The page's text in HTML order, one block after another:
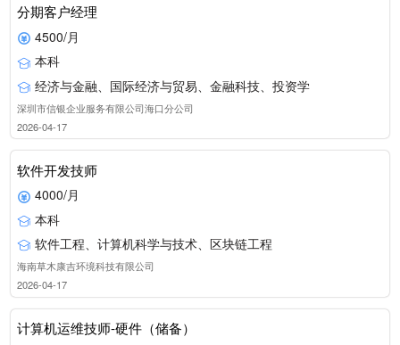
分期客户经理
4500/月
本科
经济与金融、国际经济与贸易、金融科技、投资学
深圳市信银企业服务有限公司海口分公司
2026-04-17
软件开发技师
4000/月
本科
软件工程、计算机科学与技术、区块链工程
海南草木康吉环境科技有限公司
2026-04-17
计算机运维技师-硬件（储备）